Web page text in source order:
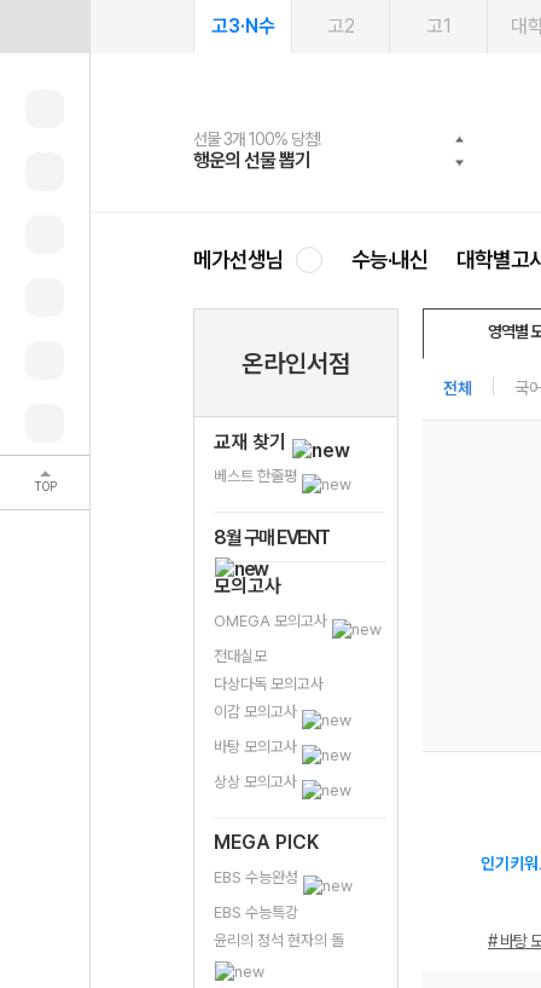
TOP
고3·N수 고2 고1 대
선물 3개 100% 당첨!
행운의 선물 뽑기
선물 100% 증정!
메가스터디 X 올리브
여름방학 스터디 캐시백
메가런 썸머스쿨
2027 러셀 단과
강사 공개선발
스마트러닝앱
설문 EVENT
메가패스
3일 무료 체험권
메가패스 수강생 무료혜택!
메가클럽 멤버십
사회공헌 캠페인
희망이룸 메가나눔
메가선생님 수능·내신 대학별고
온라인서점
교재 찾기
베스트 한줄평
8월 구매 EVENT
모의고사
OMEGA 모의고사
전대실모
다상다독 모의고사
이감 모의고사
바탕 모의고사
상상 모의고사
MEGA PICK
EBS 수능완성
EBS 수능특강
윤리의 정석 현자의 돌
영역별
전체 국
메가스터디 N제 통합과학2 696
인기키
# 바탕